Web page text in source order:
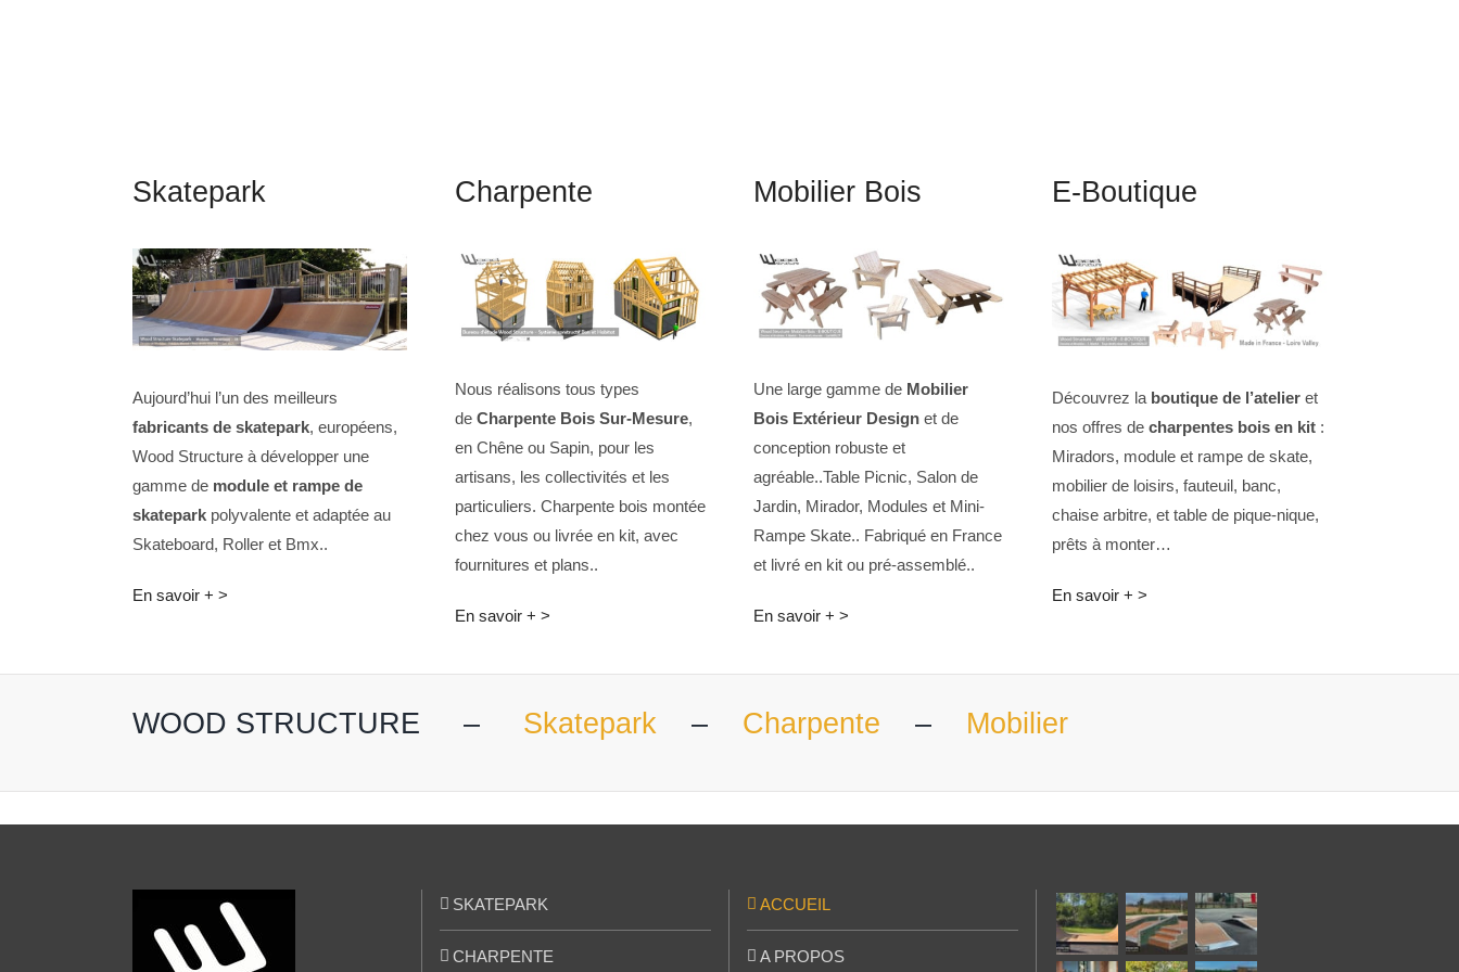
Skatepark
Aujourd’hui l’un des meilleurs
fabricants de skatepark, européens,
Wood Structure à développer une
gamme de module et rampe de
skatepark polyvalente et adaptée au
Skateboard, Roller et Bmx..
En savoir + >
Charpente
Nous réalisons tous types
de Charpente Bois Sur-Mesure,
en Chêne ou Sapin, pour les
artisans, les collectivités et les
particuliers. Charpente bois montée
chez vous ou livrée en kit, avec
fournitures et plans..
En savoir + >
Mobilier Bois
Une large gamme de Mobilier
Bois Extérieur Design et de
conception robuste et
agréable..Table Picnic, Salon de
Jardin, Mirador, Modules et Mini-
Rampe Skate.. Fabriqué en France
et livré en kit ou pré-assemblé..
En savoir + >
E-Boutique
Découvrez la boutique de l’atelier et
nos offres de charpentes bois en kit :
Miradors, module et rampe de skate,
mobilier de loisirs, fauteuil, banc,
chaise arbitre, et table de pique-nique,
prêts à monter…
En savoir + >
WOOD STRUCTURE – Skatepark – Charpente – Mobilier
SKATEPARK
CHARPENTE
ACCUEIL
A PROPOS